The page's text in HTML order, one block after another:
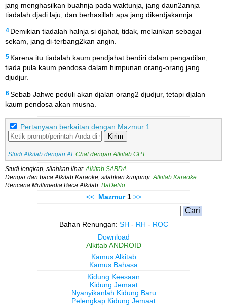
jang menghasilkan buahnja pada waktunja, jang daun2annja
tiadalah djadi laju, dan berhasillah apa jang dikerdjakannja.
4 Demikian tiadalah halnja si djahat, tidak, melainkan sebagai
sekam, jang di-terbang2kan angin.
5 Karena itu tiadalah kaum pendjahat berdiri dalam pengadilan,
tiada pula kaum pendosa dalam himpunan orang-orang jang
djudjur.
6Sebab Jahwe peduli akan djalan orang2 djudjur, tetapi djalan
kaum pendosa akan musna.
Pertanyaan berkaitan dengan Mazmur 1
Kirim
Studi Alkitab dengan AI: Chat dengan Alkitab GPT.
Studi lengkap, silahkan lihat: Alkitab SABDA
Dengar dan baca Alkitab Karaoke, silahkan kunjungi: Alkitab Karaoke
Rencana Multimedia Baca Alkitab: BaDeNo
<< Mazmur1 >>
Bahan Renungan: SH - RH - ROC
Download
Alkitab ANDROID
Kamus Alkitab
Kamus Bahasa
Kidung Keesaan
Kidung Jemaat
Nyanyikanlah Kidung Baru
Pelengkap Kidung Jemaat